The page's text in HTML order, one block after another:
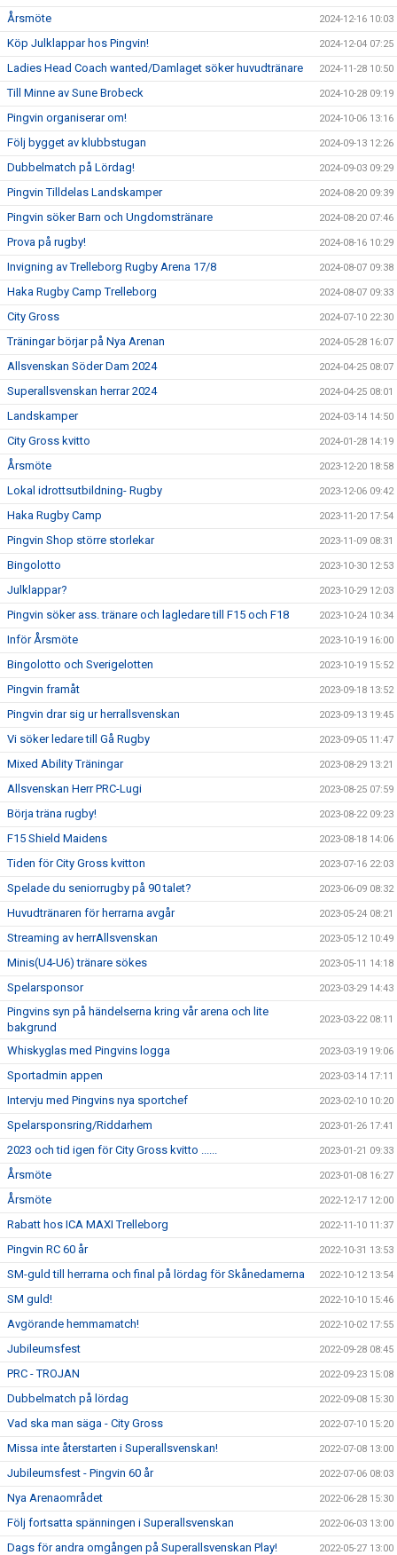
Årsmöte 2024-12-16 10:03
Köp Julklappar hos Pingvin! 2024-12-04 07:25
Ladies Head Coach wanted/Damlaget söker huvudtränare 2024-11-28 10:50
Till Minne av Sune Brobeck 2024-10-28 09:19
Pingvin organiserar om! 2024-10-06 13:16
Följ bygget av klubbstugan 2024-09-13 12:26
Dubbelmatch på Lördag! 2024-09-03 09:29
Pingvin Tilldelas Landskamper 2024-08-20 09:39
Pingvin söker Barn och Ungdomstränare 2024-08-20 07:46
Prova på rugby! 2024-08-16 10:29
Invigning av Trelleborg Rugby Arena 17/8 2024-08-07 09:38
Haka Rugby Camp Trelleborg 2024-08-07 09:33
City Gross 2024-07-10 22:30
Träningar börjar på Nya Arenan 2024-05-28 16:07
Allsvenskan Söder Dam 2024 2024-04-25 08:07
Superallsvenskan herrar 2024 2024-04-25 08:01
Landskamper 2024-03-14 14:50
City Gross kvitto 2024-01-28 14:19
Årsmöte 2023-12-20 18:58
Lokal idrottsutbildning- Rugby 2023-12-06 09:42
Haka Rugby Camp 2023-11-20 17:54
Pingvin Shop större storlekar 2023-11-09 08:31
Bingolotto 2023-10-30 12:53
Julklappar? 2023-10-29 12:03
Pingvin söker ass. tränare och lagledare till F15 och F18 2023-10-24 10:34
Inför Årsmöte 2023-10-19 16:00
Bingolotto och Sverigelotten 2023-10-19 15:52
Pingvin framåt 2023-09-18 13:52
Pingvin drar sig ur herrallsvenskan 2023-09-13 19:45
Vi söker ledare till Gå Rugby 2023-09-05 11:47
Mixed Ability Träningar 2023-08-29 13:21
Allsvenskan Herr PRC-Lugi 2023-08-25 07:59
Börja träna rugby! 2023-08-22 09:23
F15 Shield Maidens 2023-08-18 14:06
Tiden för City Gross kvitton 2023-07-16 22:03
Spelade du seniorrugby på 90 talet? 2023-06-09 08:32
Huvudtränaren för herrarna avgår 2023-05-24 08:21
Streaming av herrAllsvenskan 2023-05-12 10:49
Minis(U4-U6) tränare sökes 2023-05-11 14:18
Spelarsponsor 2023-03-29 14:43
Pingvins syn på händelserna kring vår arena och lite
bakgrund
2023-03-22 08:11
Whiskyglas med Pingvins logga 2023-03-19 19:06
Sportadmin appen 2023-03-14 17:11
Intervju med Pingvins nya sportchef 2023-02-10 10:20
Spelarsponsring/Riddarhem 2023-01-26 17:41
2023 och tid igen för City Gross kvitto ...... 2023-01-21 09:33
Årsmöte 2023-01-08 16:27
Årsmöte 2022-12-17 12:00
Rabatt hos ICA MAXI Trelleborg 2022-11-10 11:37
Pingvin RC 60 år 2022-10-31 13:53
SM-guld till herrarna och final på lördag för Skånedamerna 2022-10-12 13:54
SM guld! 2022-10-10 15:46
Avgörande hemmamatch! 2022-10-02 17:55
Jubileumsfest 2022-09-28 08:45
PRC - TROJAN 2022-09-23 15:08
Dubbelmatch på lördag 2022-09-08 15:30
Vad ska man säga - City Gross 2022-07-10 15:20
Missa inte återstarten i Superallsvenskan! 2022-07-08 13:00
Jubileumsfest - Pingvin 60 år 2022-07-06 08:03
Nya Arenaområdet 2022-06-28 15:30
Följ fortsatta spänningen i Superallsvenskan 2022-06-03 13:00
Dags för andra omgången på Superallsvenskan Play! 2022-05-27 13:00